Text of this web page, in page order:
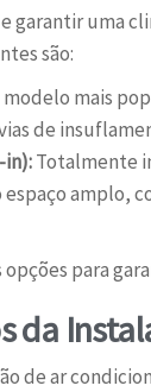
garantir uma
são:
modelo mais
vias de
in):Totalmente
amplo,
para
da
de ar